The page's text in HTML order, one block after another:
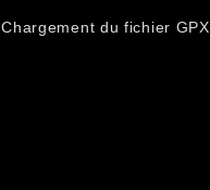
Chargement du fichier GPX